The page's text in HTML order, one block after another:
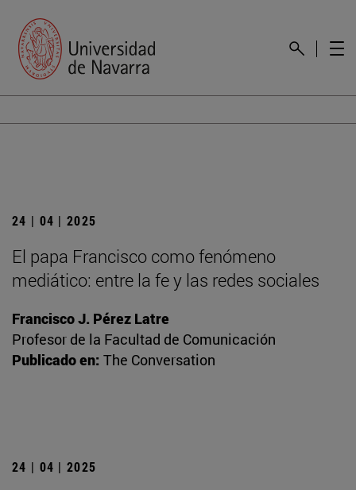
24 | 04 | 2025
El papa Francisco como fenómeno
mediático: entre la fe y las redes sociales
Francisco J. Pérez Latre
Profesor de la Facultad de Comunicación
Publicado en: The Conversation
24 | 04 | 2025